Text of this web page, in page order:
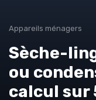
Appareils ménagers
Sèche-
ou
calcul sur